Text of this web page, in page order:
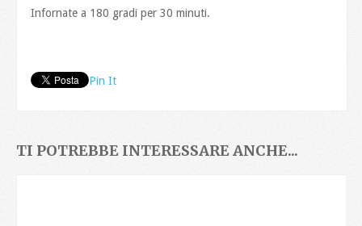
Infornate a 180 gradi per 30 minuti.
Pin It
TI POTREBBE INTERESSARE ANCHE...